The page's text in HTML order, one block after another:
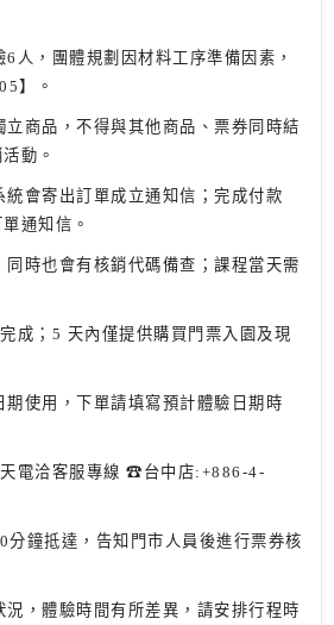
人，團體規劃因材料工序準備因素，
】。
商品，不得與其他商品、票券同時結
動。
會寄出訂單成立通知信；完成付款
通知信。
時也會有核銷代碼備查；課程當天需
成；5 天內僅提供購買門票入園及現
使用，下單請填寫預計體驗日期時
電洽客服專線 ☎台中店:+886-4-
鐘抵達，告知門市人員後進行票券核
，體驗時間有所差異，請安排行程時